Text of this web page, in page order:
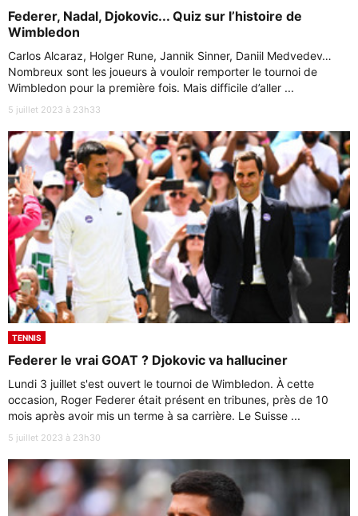
Federer, Nadal, Djokovic... Quiz sur l’histoire de
Wimbledon
Carlos Alcaraz, Holger Rune, Jannik Sinner, Daniil Medvedev…
Nombreux sont les joueurs à vouloir remporter le tournoi de
Wimbledon pour la première fois. Mais difficile d’aller ...
5 juillet 2023 à 23h33
TENNIS
Federer le vrai GOAT ? Djokovic va halluciner
Lundi 3 juillet s'est ouvert le tournoi de Wimbledon. À cette
occasion, Roger Federer était présent en tribunes, près de 10
mois après avoir mis un terme à sa carrière. Le Suisse ...
5 juillet 2023 à 23h30